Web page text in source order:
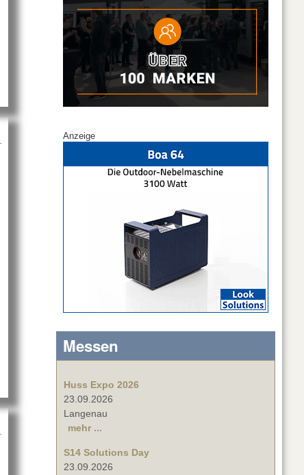
Anzeige
Messen
Huss Expo 2026
23.09.2026
Langenau
mehr ...
S14 Solutions Day
23.09.2026